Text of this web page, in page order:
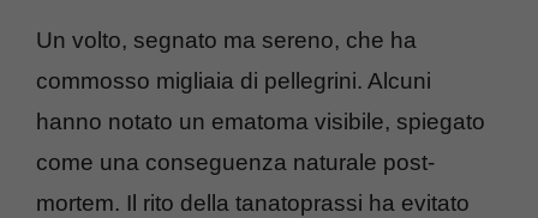
Un volto, segnato ma sereno, che ha
commosso migliaia di pellegrini. Alcuni
hanno notato un ematoma visibile, spiegato
come una conseguenza naturale post-
mortem. Il rito della tanatoprassi ha evitato